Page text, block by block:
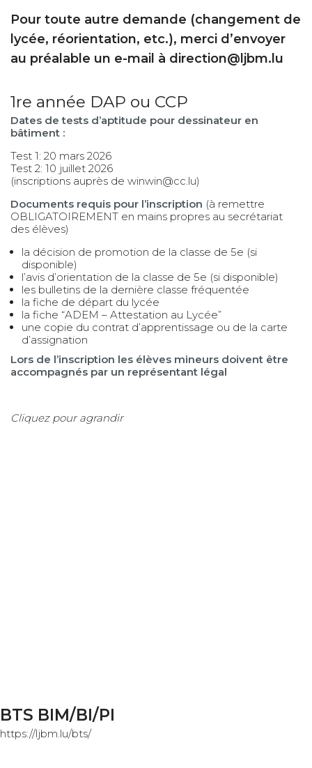
Pour toute autre demande (changement de
lycée, réorientation, etc.), merci d’envoyer
au préalable un e-mail à direction@ljbm.lu
1re année DAP ou CCP
Dates de tests d’aptitude pour dessinateur en
bâtiment :
Test 1: 20 mars 2026
Test 2: 10 juillet 2026
(inscriptions auprès de winwin@cc.lu)
Documents requis pour l’inscription (à remettre
OBLIGATOIREMENT en mains propres au secrétariat
des élèves)
la décision de promotion de la classe de 5e (si
disponible)
l’avis d’orientation de la classe de 5e (si disponible)
les bulletins de la dernière classe fréquentée
la fiche de départ du lycée
la fiche “ADEM – Attestation au Lycée”
une copie du contrat d’apprentissage ou de la carte
d’assignation
Lors de l’inscription les élèves mineurs doivent être
accompagnés par un représentant légal
Cliquez pour agrandir
BTS BIM/BI/PI
https://ljbm.lu/bts/